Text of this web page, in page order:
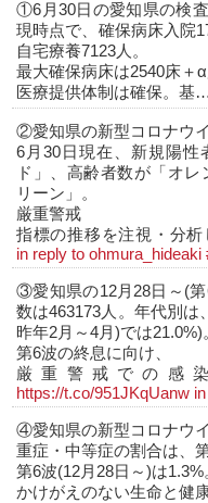
①6月30日の愛知県の検
現時点で、確保病床入院
自宅療養7123人。
最大確保病床は2540床＋
医療提供体制は確保。基…
②愛知県の新型コロナウ
6月30日現在、新規陽性
ド」、高齢者数が「オ
リーン」。
厳重警戒
指標の推移を注視・分
in reply to ohmura_hideaki
③愛知県の12月28日～(
数は463173人。年代別は
昨年2月～4月)では21.0%)
第6波の終息に向け、
厳重警戒での感
https://t.co/951JKqUanw
④愛知県の新型コロナウ
重症・中等症の割合は、
第6波(12月28日～)は1.3%
かけがえのない生命と健